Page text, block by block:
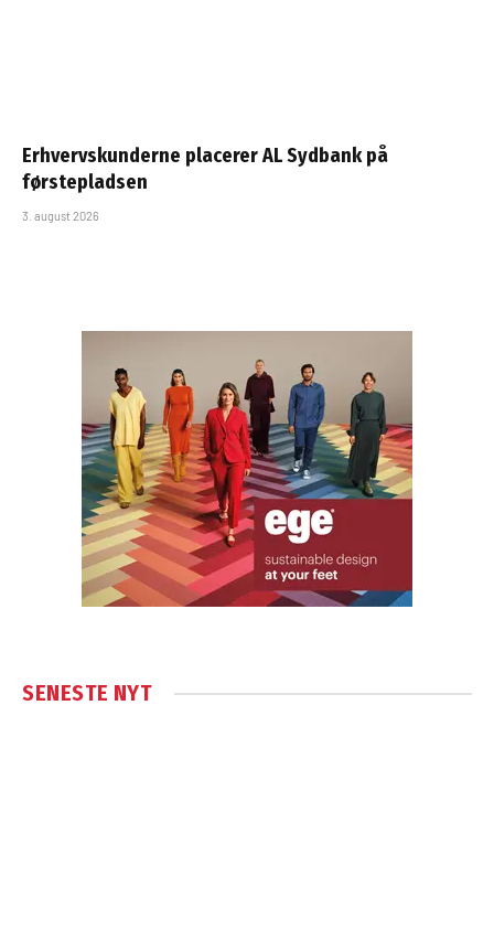
Erhvervskunderne placerer AL Sydbank på
førstepladsen
3. august 2026
SENESTE NYT